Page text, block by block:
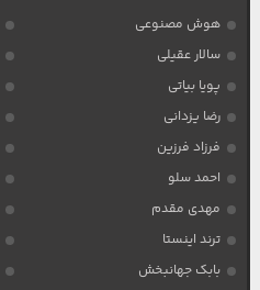
هوش مصنوعی
سالار عقیلی
پویا بیاتی
رضا یزدانی
فرزاد فرزین
احمد سلو
مهدی مقدم
ترند اینستا
بابک جهانبخش